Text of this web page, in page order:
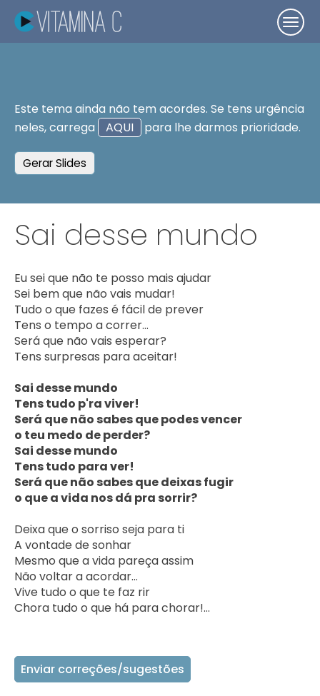
Este tema ainda não tem acordes. Se tens urgência
neles, carrega
AQUI para lhe darmos prioridade.
Gerar Slides
Sai desse mundo
Eu sei que não te posso mais ajudar
Sei bem que não vais mudar!
Tudo o que fazes é fácil de prever
Tens o tempo a correr...
Será que não vais esperar?
Tens surpresas para aceitar!
Sai desse mundo
Tens tudo p'ra viver!
Será que não sabes que podes vencer
o teu medo de perder?
Sai desse mundo
Tens tudo para ver!
Será que não sabes que deixas fugir
o que a vida nos dá pra sorrir?
Deixa que o sorriso seja para ti
A vontade de sonhar
Mesmo que a vida pareça assim
Não voltar a acordar...
Vive tudo o que te faz rir
Chora tudo o que há para chorar!...
Enviar correções/sugestões